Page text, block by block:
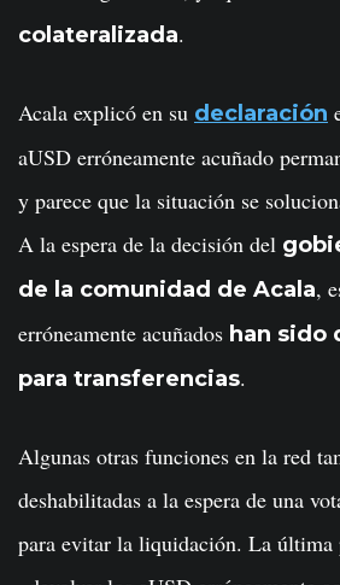
colateralizada.
Acala explicó en su declaración
aUSD erróneamente acuñado
y parece que la situación se
A la espera de la decisión del
de la comunidad de Acala,
erróneamente acuñados han sido
para transferencias.
Algunas otras funciones en la red
deshabilitadas a la espera de una
para evitar la liquidación. La última